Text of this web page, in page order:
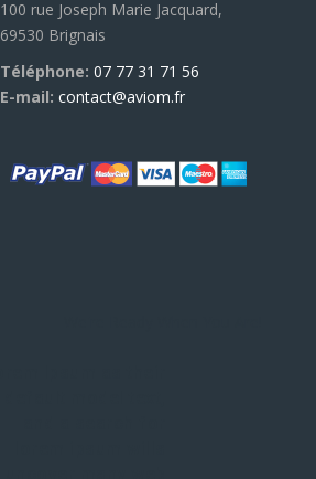
100 rue Joseph Marie Jacquard,
69530 Brignais
Téléphone: 07 77 31 71 56
E-mail: contact@aviom.fr